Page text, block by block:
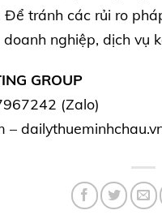
Để tránh các rủi ro
nghiệp, dịch vụ
GROUP
(Zalo)
–